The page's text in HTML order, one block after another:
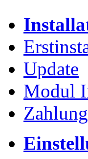
Update
Modul